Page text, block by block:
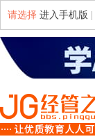
请选择 进入手机版